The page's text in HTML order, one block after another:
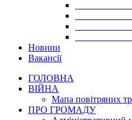
Новини
Вакансії
ГОЛОВНА
ВІЙНА
Мапа повітряних
ПРО ГРОМАДУ